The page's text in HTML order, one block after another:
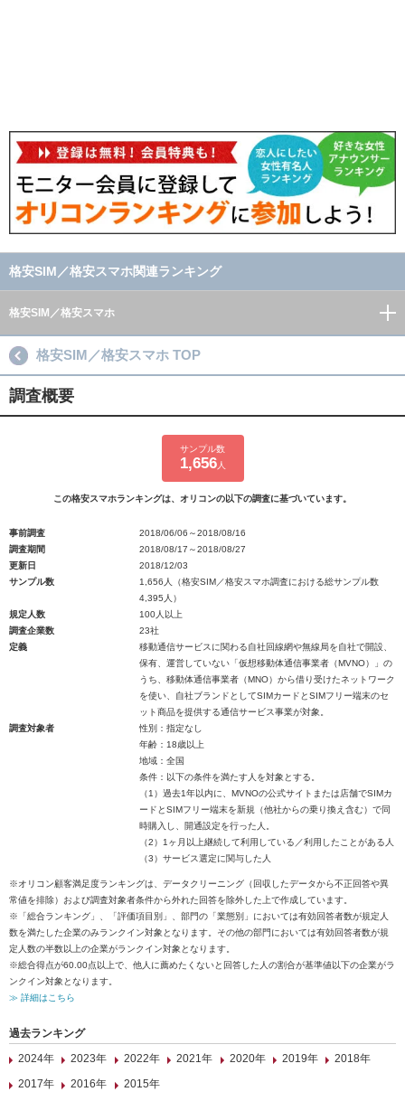
格安SIM／格安スマホ関連ランキング
格安SIM／格安スマホ
格安SIM／格安スマホ TOP
調査概要
サンプル数
1,656人
この格安スマホランキングは、オリコンの以下の調査に基づいています。
事前調査
2018/06/06～2018/08/16
調査期間
2018/08/17～2018/08/27
更新日
2018/12/03
サンプル数
1,656人（格安SIM／格安スマホ調査における総サンプル数
4,395人）
規定人数
100人以上
調査企業数
23社
定義
移動通信サービスに関わる自社回線網や無線局を自社で開設、
保有、運営していない「仮想移動体通信事業者（MVNO）」の
うち、移動体通信事業者（MNO）から借り受けたネットワーク
を使い、自社ブランドとしてSIMカードとSIMフリー端末のセ
ット商品を提供する通信サービス事業が対象。
調査対象者
性別：指定なし
年齢：18歳以上
地域：全国
条件：以下の条件を満たす人を対象とする。
（1）過去1年以内に、MVNOの公式サイトまたは店舗でSIMカ
ードとSIMフリー端末を新規（他社からの乗り換え含む）で同
時購入し、開通設定を行った人。
（2）1ヶ月以上継続して利用している／利用したことがある人
（3）サービス選定に関与した人
※オリコン顧客満足度ランキングは、データクリーニング（回収したデータから不正回答や異
常値を排除）および調査対象者条件から外れた回答を除外した上で作成しています。
※「総合ランキング」、「評価項目別」、部門の「業態別」においては有効回答者数が規定人
数を満たした企業のみランクイン対象となります。その他の部門においては有効回答者数が規
定人数の半数以上の企業がランクイン対象となります。
※総合得点が60.00点以上で、他人に薦めたくないと回答した人の割合が基準値以下の企業がラ
ンクイン対象となります。
≫ 詳細はこちら
過去ランキング
2024年
2023年 2022年 2021年 2020年 2019年
2018年
2017年
2016年 2015年